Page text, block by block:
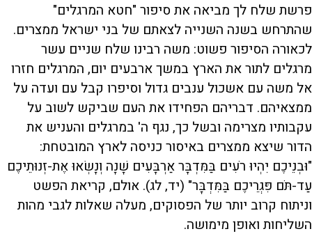
פרשת שלח לך מביאה את סיפור "חטא המרגלים"
שהתרחש בשנה השנייה לצאתם של בני ישראל ממצרים.
לכאורה הסיפור פשוט: משה רבינו שלח שניים עשר
מרגלים לתור את הארץ במשך ארבעים יום, המרגלים חזרו
אל משה עם אשכול ענבים גדול וסיפרו קבל עם ועדה על
ממצאיהם. דבריהם הפחידו את העם שביקש לשוב על
עקבותיו מצרימה ובשל כך, נגף ה' במרגלים והעניש את
הדור שיצא ממצרים באיסור כניסה לארץ המובטחת:
"וּבְנֵיכֶם יִהְיוּ רֹעִים בַּמִּדְבָּר אַרְבָּעִים שָׁנָה וְנָשְׂאוּ אֶת-זְנוּתֵיכֶם
עַד-תֹּם פִּגְרֵיכֶם בַּמִּדְבָּר" (יד, לג). אולם, קריאת הפשט
וניתוח קרוב יותר של הפסוקים, מעלה שאלות לגבי מהות
השליחות ואופן מימושה.